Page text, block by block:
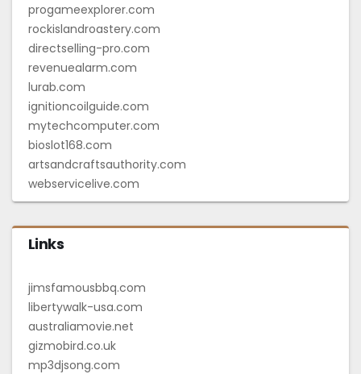
progameexplorer.com
rockislandroastery.com
directselling-pro.com
revenuealarm.com
lurab.com
ignitioncoilguide.com
mytechcomputer.com
bioslot168.com
artsandcraftsauthority.com
webservicelive.com
Links
jimsfamousbbq.com
libertywalk-usa.com
australiamovie.net
gizmobird.co.uk
mp3djsong.com